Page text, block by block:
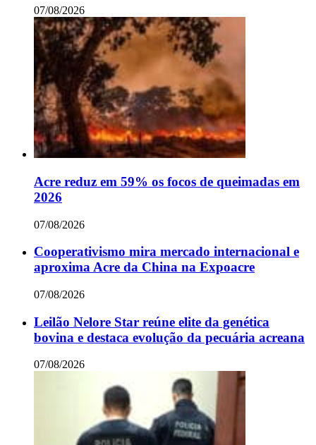
07/08/2026
Acre reduz em 59% os focos de queimadas em
2026
07/08/2026
Cooperativismo mira mercado internacional e
aproxima Acre da China na Expoacre
07/08/2026
Leilão Nelore Star reúne elite da genética
bovina e destaca evolução da pecuária acreana
07/08/2026